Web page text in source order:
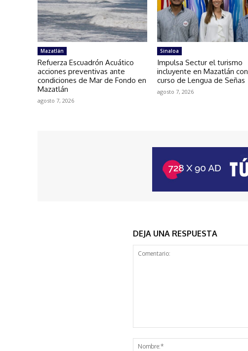
Mazatlán
Refuerza Escuadrón Acuático
acciones preventivas ante
condiciones de Mar de Fondo en
Mazatlán
agosto 7, 2026
Sinaloa
Impulsa Sectur el turismo
incluyente en Mazatlán con
curso de Lengua de Señas
agosto 7, 2026
DEJA UNA RESPUESTA